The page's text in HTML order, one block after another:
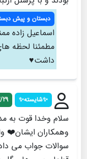
دبستان و پیش
اسماعیل زاده
مطمئنا لحظه
داشت♥
✨شایسته✨ 29
سلام وخدا قوت به
وهمکاران ایشان❤️
سوالات جواب می